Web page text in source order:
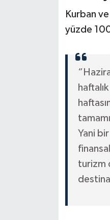
Kurban
yüzde
Yani
turizm